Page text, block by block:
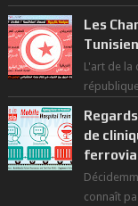
rendant
Les
L'art de la
de
connaît